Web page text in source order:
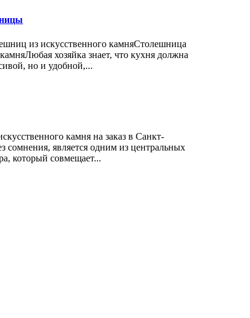
из искусственного камняСтолешница
хозяйка знает, что кухня должна
но и удобной,...
камня на заказ в Санкт-
сомнения, является одним из центральных
который совмещает...